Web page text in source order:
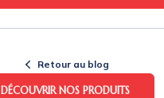
Retour au blog
DÉCOUVRIR NOS PRODUITS